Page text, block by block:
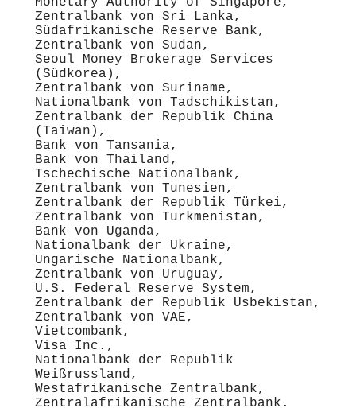
Zentralbank von Sri Lanka,
Südafrikanische Reserve Bank,
Zentralbank von Sudan,
Seoul Money Brokerage Services
(Südkorea),
Zentralbank von Suriname,
Nationalbank von Tadschikistan,
Zentralbank der Republik China
(Taiwan),
Bank von Tansania,
Bank von Thailand,
Tschechische Nationalbank,
Zentralbank von Tunesien,
Zentralbank der Republik Türkei,
Zentralbank von Turkmenistan,
Bank von Uganda,
Nationalbank der Ukraine,
Ungarische Nationalbank,
Zentralbank von Uruguay,
U.S. Federal Reserve System,
Zentralbank der Republik Usbekistan,
Zentralbank von VAE,
Vietcombank,
Visa Inc.,
Nationalbank der Republik
Weißrussland,
Westafrikanische Zentralbank,
Zentralafrikanische Zentralbank.